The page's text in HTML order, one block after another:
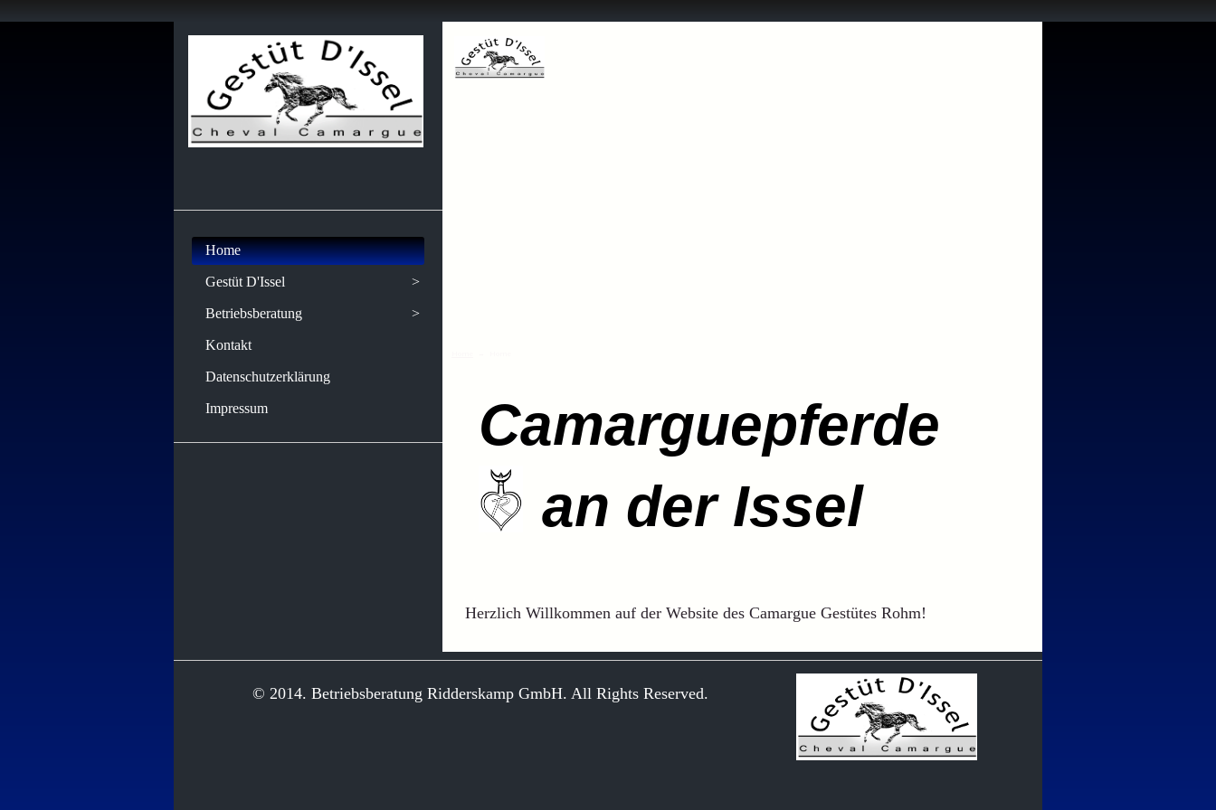
Home
>
Gestüt D'Issel
>
Betriebsberatung
Kontakt
Datenschutzerklärung
Impressum
Camarguepferde
an der Issel
Herzlich Willkommen auf der Website des Camargue Gestütes Rohm!
© 2014. Betriebsberatung Ridderskamp GmbH. All Rights Reserved.